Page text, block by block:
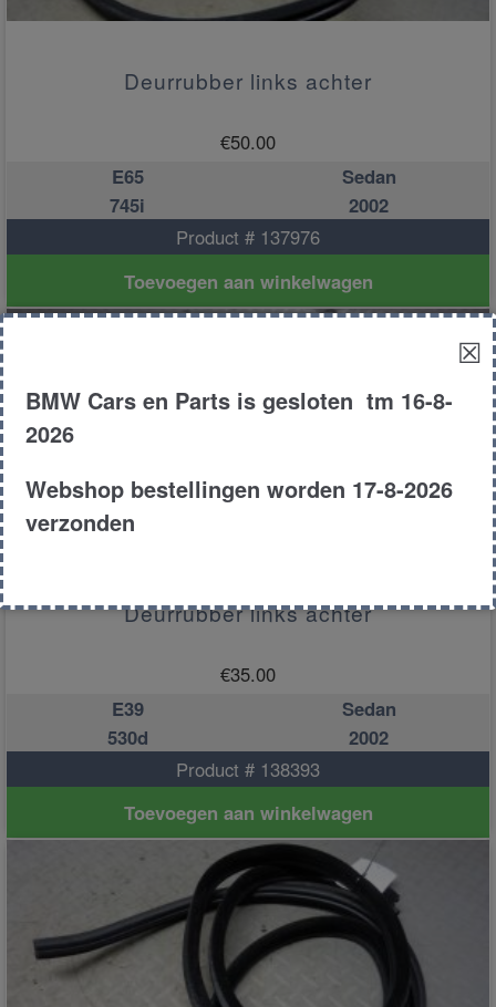
Deurrubber links achter
€50.00
E65
Sedan
745i
2002
Product # 137976
Toevoegen aan winkelwagen
Deurrubber links achter
€35.00
E39
Sedan
530d
2002
Product # 138393
Toevoegen aan winkelwagen
☒
BMW Cars en Parts is gesloten tm 16-8-
2026
Webshop bestellingen worden 17-8-2026
verzonden